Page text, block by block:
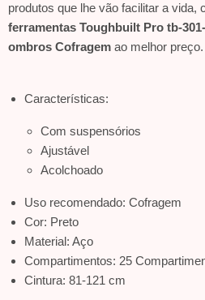
produtos que lhe vão facilitar a vida,
ferramentas Toughbuilt Pro tb-
ombros Cofragem ao melhor preço.
Características:
Com suspensórios
Ajustável
Acolchoado
Uso recomendado: Cofragem
Cor: Preto
Material: Aço
Compartimentos: 25
Cintura: 81-121 cm